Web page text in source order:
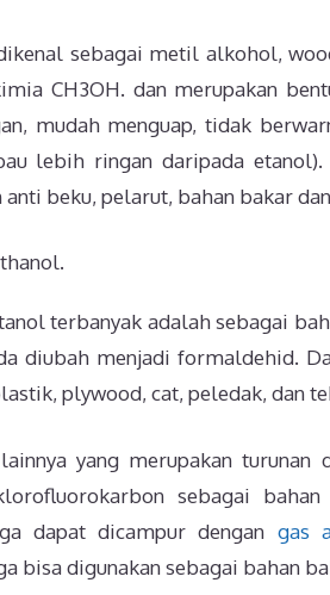
sebagai metil alkohol,
CH3OH. dan merupakan
mudah menguap, tidak
lebih ringan daripada
anti beku, pelarut, bahan bakar
terbanyak adalah sebagai
diubah menjadi formaldehid.
plywood, cat, peledak, dan
yang merupakan
sebagai
dapat dicampur dengan gas
bisa digunakan sebagai bahan